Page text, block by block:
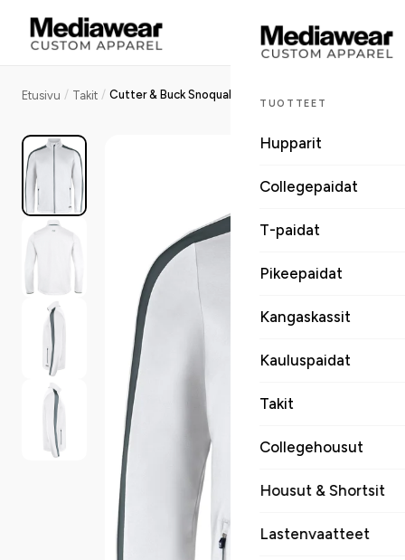
TUOTTEET
Hupparit
Collegepaidat
T-paidat
Pikeepaidat
Kangaskassit
Kauluspaidat
Takit
Collegehousut
Housut & Shortsit
Lastenvaatteet
Etusivu / Takit /